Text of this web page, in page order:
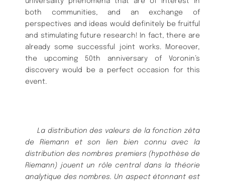
both communities, and an exchange of
perspectives and ideas would definitely be fruitful
and stimulating future research! In fact, there are
already some successful joint works. Moreover,
the upcoming 50th anniversary of Voronin’s
discovery would be a perfect occasion for this
event.
La distribution des valeurs de la fonction zêta
de Riemann et son lien bien connu avec la
distribution des nombres premiers (hypothèse de
Riemann) jouent un rôle central dans la théorie
analytique des nombres. Un aspect étonnant est